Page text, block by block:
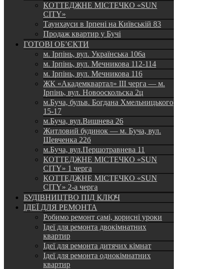
КОТТЕДЖНЕ МІСТЕЧКО «SUN
CITY»
Таунхауси в Ірпені на Київській 83
Продаж квартир у Бучі
ГОТОВІ ОБ’ЄКТИ
м. Ірпінь, вул. Українська 106а
м. Ірпінь, вул. Мечникова 112-114
м. Ірпінь, вул. Мечникова 116
ЖК «Академквартал» III черга — м.
Ірпінь, вул. Новооскольска 2ц
м.Буча, бульв. Богдана Хмельницького
15-17
м.Буча, вул.Вишнева 26
Житловий будинок — м. Буча, вул.
Шевченка 22б
м.Буча, вул.Першотравнева 11
КОТТЕДЖНЕ МІСТЕЧКО «SUN
CITY» 1 черга
КОТТЕДЖНЕ МІСТЕЧКО «SUN
CITY» 2-а черга
БУДІВНИЦТВО ПІД КЛЮЧ
ІДЕЇ ДЛЯ РЕМОНТА
Робимо ремонт самі, корисні уроки
Ідеї для ремонта двокімнатних
квартир
Ідеї для ремонта дитячих кімнат
Ідеї для ремонта однокімнатних
квартир